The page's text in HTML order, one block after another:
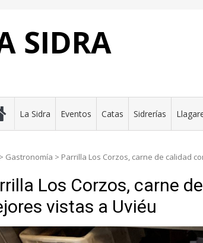
SIDRA
La Sidra Eventos Catas Sidrerías
> Gastronomía > Parrilla Los Corzos, carne de calidad
Los Corzos, carne
vistas a Uviéu